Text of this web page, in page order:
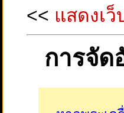
<< แสดงเ
การจัด